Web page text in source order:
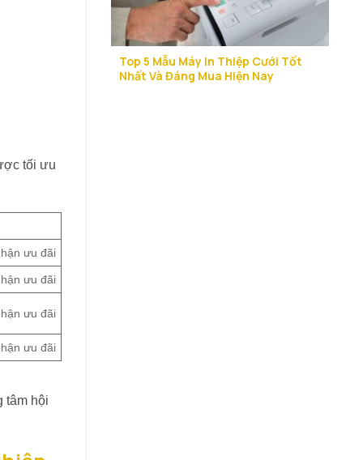
tối ưu
ưu đãi
ưu đãi
ưu đãi
ưu đãi
tâm hội
Top 5 Mẫu Máy In Thiệp Cưới Tốt
Nhất Và Đáng Mua Hiện Nay